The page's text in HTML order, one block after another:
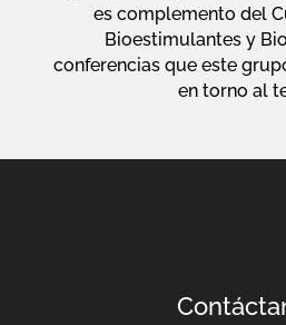
es complemento del
Bioestimulantes y
conferencias que este
en torno al